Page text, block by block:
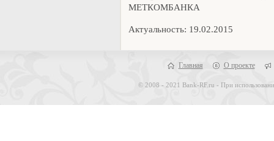
МЕТКОМБАНКА
Актуальность: 19.02.2015
Главная О проекте
© 2008 - 2021 Bank-RF.ru - При